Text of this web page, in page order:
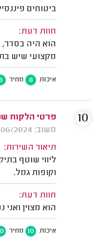
ביטוחים
חוות דעת:
הוא היה
מקצועי שיש
איכות 8 מחיר
פרטי הלקוח
משוב: 15/06/2024
תיאור השירות:
ליווי שוטף
וקופות גמל.
חוות דעת:
הוא מצוין ואני
איכות 10 מחיר
10